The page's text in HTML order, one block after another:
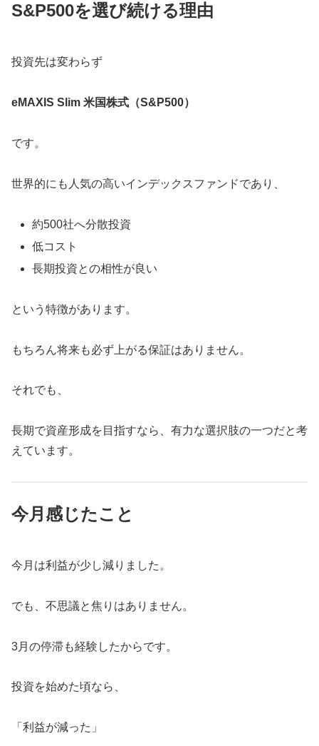
S&P500を選び続ける理由
投資先は変わらず
eMAXIS Slim 米国株式（S&P500）
です。
世界的にも人気の高いインデックスファンドであり、
約500社へ分散投資
低コスト
長期投資との相性が良い
という特徴があります。
もちろん将来も必ず上がる保証はありません。
それでも、
長期で資産形成を目指すなら、有力な選択肢の一つだと考
えています。
今月感じたこと
今月は利益が少し減りました。
でも、不思議と焦りはありません。
3月の停滞も経験したからです。
投資を始めた頃なら、
「利益が減った」